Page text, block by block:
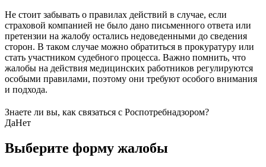
Не стоит забывать о правилах действий в случае, если
страховой компанией не было дано письменного ответа или
претензии на жалобу остались недоведенными до сведения
сторон. В таком случае можно обратиться в прокуратуру или
стать участником судебного процесса. Важно помнить, что
жалобы на действия медицинских работников регулируются
особыми правилами, поэтому они требуют особого внимания
и подхода.
Знаете ли вы, как связаться с Роспотребнадзором?
ДаНет
Выберите форму жалобы